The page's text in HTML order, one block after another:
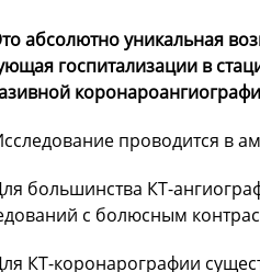
абсолютно уникальная
госпитализации в
проводится в
большинства КТ-
с болюсным
КТ-коронарографии